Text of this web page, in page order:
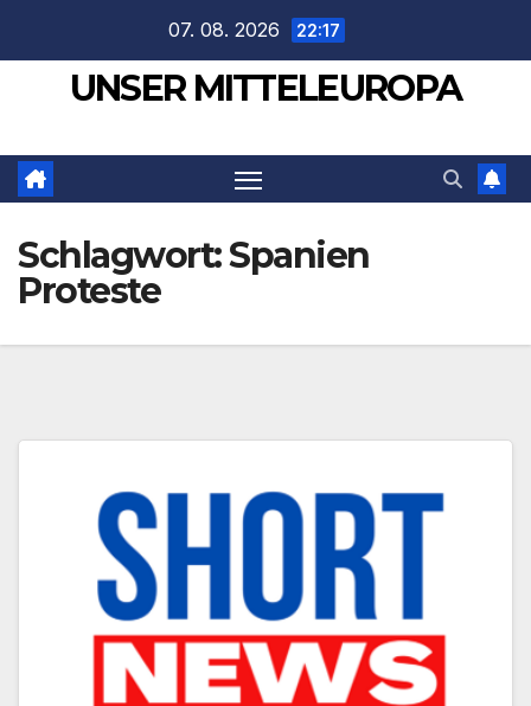
springen
07. 08. 2026 22:17
UNSER MITTELEUROPA
Schlagwort:Spanien
Proteste